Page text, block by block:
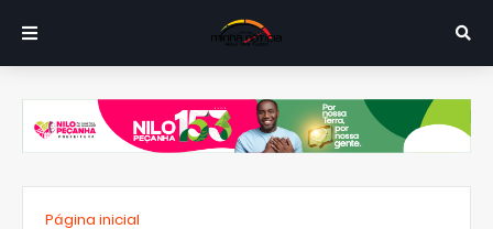
Página inicial